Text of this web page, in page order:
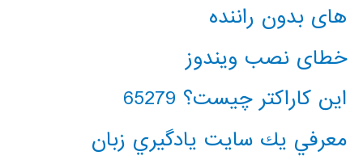
های بدون راننده
خطای نصب ویندوز
این کاراکتر چیست؟ 65279
معرفي يك سايت يادگيري زبان